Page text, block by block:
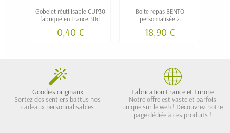
Gobelet réutilisable CUP30
fabriqué en France 30cl
0,40 €
Boite repas BENTO
personnalisée 2
bambou
18,90 €
Goodies originaux
Sortez des sentiers battus nos
cadeaux personnalisables
Fabrication France et Europe
Notre offre est vaste et parfois
unique sur le web ! Découvrez notre
page dédiée à ces produits !